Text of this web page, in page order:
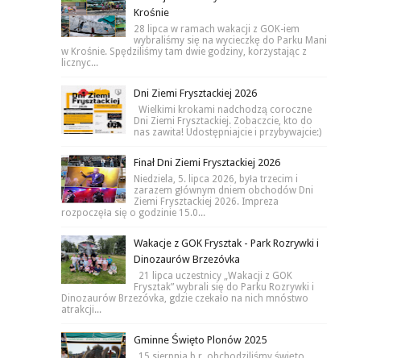
Krośnie
28 lipca w ramach wakacji z GOK-iem
wybraliśmy się na wycieczkę do Parku Mani
w Krośnie. Spędziliśmy tam dwie godziny, korzystając z
licznyc...
Dni Ziemi Frysztackiej 2026
Wielkimi krokami nadchodzą coroczne
Dni Ziemi Frysztackiej. Zobaczcie, kto do
nas zawita! Udostępniajcie i przybywajcie:)
Finał Dni Ziemi Frysztackiej 2026
Niedziela, 5. lipca 2026, była trzecim i
zarazem głównym dniem obchodów Dni
Ziemi Frysztackiej 2026. Impreza
rozpoczęła się o godzinie 15.0...
Wakacje z GOK Frysztak - Park Rozrywki i
Dinozaurów Brzezóvka
21 lipca uczestnicy „Wakacji z GOK
Frysztak” wybrali się do Parku Rozrywki i
Dinozaurów Brzezóvka, gdzie czekało na nich mnóstwo
atrakcji...
Gminne Święto Plonów 2025